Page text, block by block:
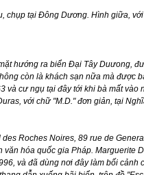
chụp tại Đông Dương. Hình giữa,
hướng ra biển Đại Tây Duưong,
còn là khách sạn nữa mà được
và cư ngụ tại đây tới khi bà mất
với chữ "M.D." đơn giản, tại
Roches Noires, 89 rue de
văn hóa quốc gia Pháp. Marguerite
và đã dùng nơi đây làm bối cảnh